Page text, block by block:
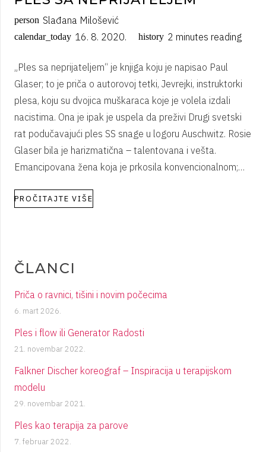
person Slađana Milošević
calendar_today 16. 8. 2020. history 2 minutes reading
„Ples sa neprijateljem“ je knjiga koju je napisao Paul
Glaser; to je priča o autorovoj tetki, Jevrejki, instruktorki
plesa, koju su dvojica muškaraca koje je volela izdali
nacistima. Ona je ipak je uspela da preživi Drugi svetski
rat podučavajući ples SS snage u logoru Auschwitz. Rosie
Glaser bila je harizmatična – talentovana i vešta.
Emancipovana žena koja je prkosila konvencionalnom;…
PROČITAJTE VIŠE
ČLANCI
Priča o ravnici, tišini i novim počecima
6. mart 2026.
Ples i flow ili Generator Radosti
21. novembar 2022.
Falkner Discher koreograf – Inspiracija u terapijskom
modelu
29. novembar 2021.
Ples kao terapija za parove
7. februar 2022.